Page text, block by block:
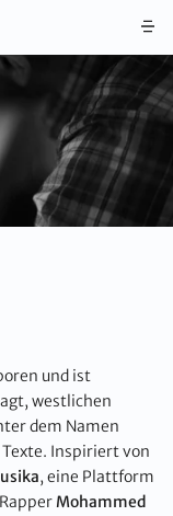
und ist
westlichen
dem Namen
Inspiriert von
, eine Plattform
Mohammed